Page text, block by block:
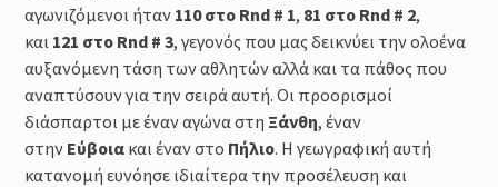
αγωνιζόμενοι ήταν 110 στο Rnd # 1, 81 στο Rnd # 2,
και 121 στο Rnd # 3, γεγονός που μας δεικνύει την ολοένα
αυξανόμενη τάση των αθλητών αλλά και τα πάθος που
αναπτύσουν για την σειρά αυτή. Οι προορισμοί
διάσπαρτοι με έναν αγώνα στη Ξάνθη, έναν
στην Εύβοιακαι έναν στο Πήλιο. Η γεωγραφική αυτή
κατανομή ευνόησε ιδιαίτερα την προσέλευση και